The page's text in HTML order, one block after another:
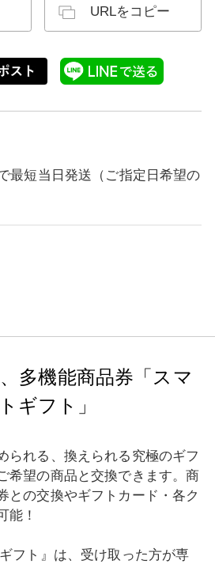
URLをコピー
最短当日発送（ご指定日希望の
多機能商品券「スマ
ギフト」
られる、換えられる究極のギフ
希望の商品と交換できます。商
との交換やギフトカード・各ク
能！
フト』は、受け取った方が専